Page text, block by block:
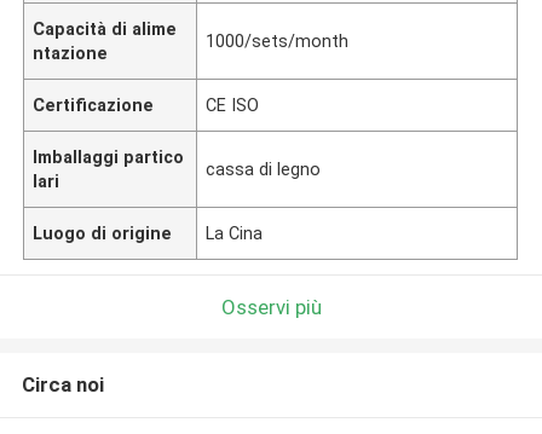
Capacità di alime
ntazione
1000/sets/month
Certificazione CE ISO
Imballaggi partico
lari
cassa di legno
Luogo di origine La Cina
Osservi più
Circa noi